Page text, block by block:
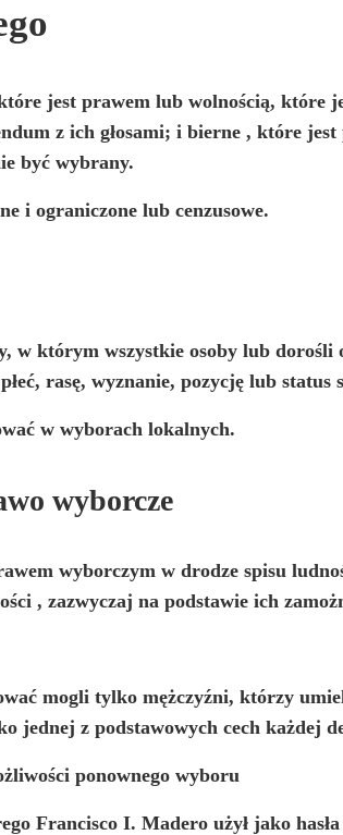
jest prawem lub wolnością, które
z ich głosami; ibierne , które jest
być wybrany.
i ograniczone lub cenzusowe.
w którym wszystkie osoby lub
rasę, wyznanie, pozycję lub status
w wyborach lokalnych.
wyborcze
wyborczym w drodze spisu
, zazwyczaj na podstawie ich
mogli tylko mężczyźni, którzy
jednej z podstawowych cech każdej
ponownego wyboru
Francisco I. Madero użył jako